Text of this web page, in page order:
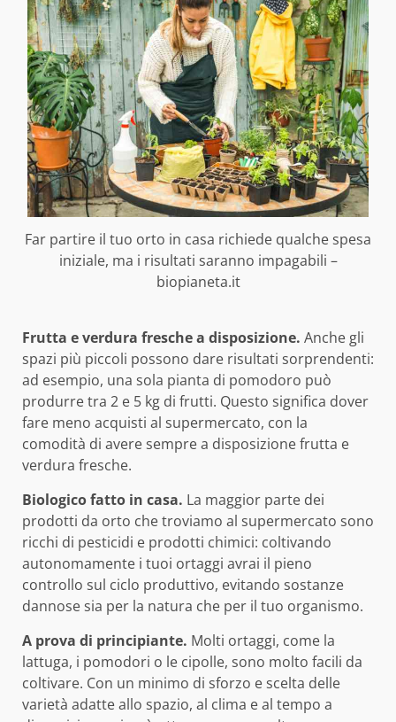
Far partire il tuo orto in casa richiede qualche spesa
iniziale, ma i risultati saranno impagabili –
biopianeta.it
Frutta e verdura fresche a disposizione. Anche gli
spazi più piccoli possono dare risultati sorprendenti:
ad esempio, una sola pianta di pomodoro può
produrre tra 2 e 5 kg di frutti. Questo significa dover
fare meno acquisti al supermercato, con la
comodità di avere sempre a disposizione frutta e
verdura fresche.
Biologico fatto in casa. La maggior parte dei
prodotti da orto che troviamo al supermercato sono
ricchi di pesticidi e prodotti chimici: coltivando
autonomamente i tuoi ortaggi avrai il pieno
controllo sul ciclo produttivo, evitando sostanze
dannose sia per la natura che per il tuo organismo.
A prova di principiante. Molti ortaggi, come la
lattuga, i pomodori o le cipolle, sono molto facili da
coltivare. Con un minimo di sforzo e scelta delle
varietà adatte allo spazio, al clima e al tempo a